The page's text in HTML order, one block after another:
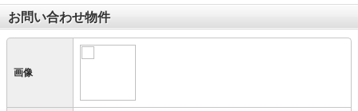
お問い合わせ物件
画像